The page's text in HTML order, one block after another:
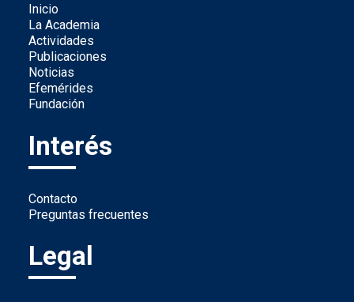
Inicio
La Academia
Actividades
Publicaciones
Noticias
Efemérides
Fundación
Interés
Contacto
Preguntas frecuentes
Legal